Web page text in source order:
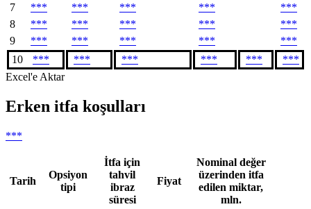
7
*** *** *** ***
***
8
*** *** *** ***
***
9
*** *** *** ***
***
10
*** *** *** *** ***
***
Excel'e Aktar
Erken itfa koşulları
***
Tarih
Opsiyon
tipi
İtfa için
tahvil
ibraz
süresi
Fiyat
Nominal değer
üzerinden itfa
edilen miktar,
mln.